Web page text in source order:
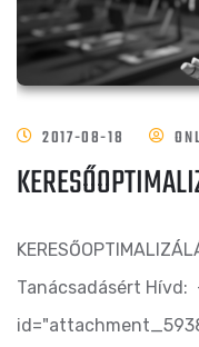
2017-08-18
Tanácsadásért